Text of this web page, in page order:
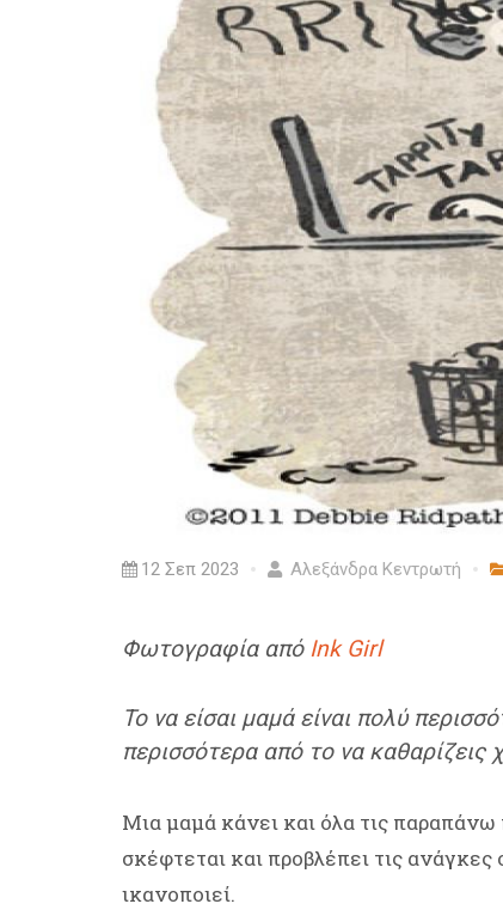
12 Σεπ 2023 Αλεξάνδρα Κεντρωτή
Φωτογραφία από Ink Girl
Το να είσαι μαμά είναι πολύ
περισσότερα από το να καθαρίζεις
Μια μαμά κάνει και όλα τις παραπάνω
σκέφτεται και προβλέπει τις ανάγκες
ικανοποιεί.